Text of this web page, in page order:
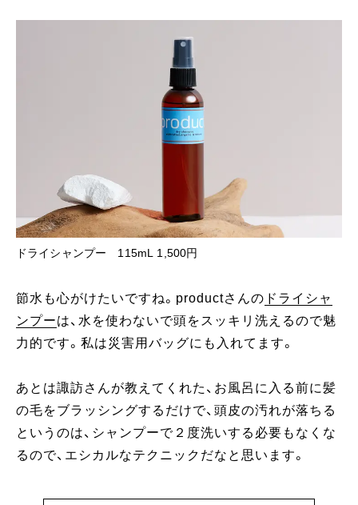
ドライシャンプー 115mL 1,500円
節水も心がけたいですね。productさんの ドライシャ
ンプーは、水を使わないで頭をスッキリ洗えるので魅
力的です。私は災害用バッグにも入れてます。
あとは諏訪さんが教えてくれた、お風呂に入る前に髪
の毛をブラッシングするだけで、頭皮の汚れが落ちる
というのは、シャンプーで２度洗いする必要もなくな
るので、エシカルなテクニックだなと思います。